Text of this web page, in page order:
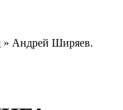
» Андрей Ширяев.